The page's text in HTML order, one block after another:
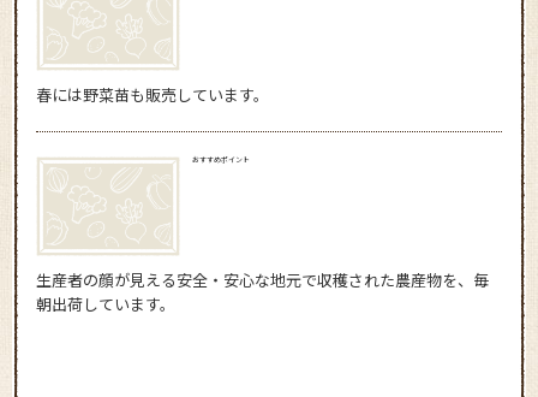
春には野菜苗も販売しています。
おすすめポイント
生産者の顔が見える安全・安心な地元で収穫された農産物を、毎
朝出荷しています。